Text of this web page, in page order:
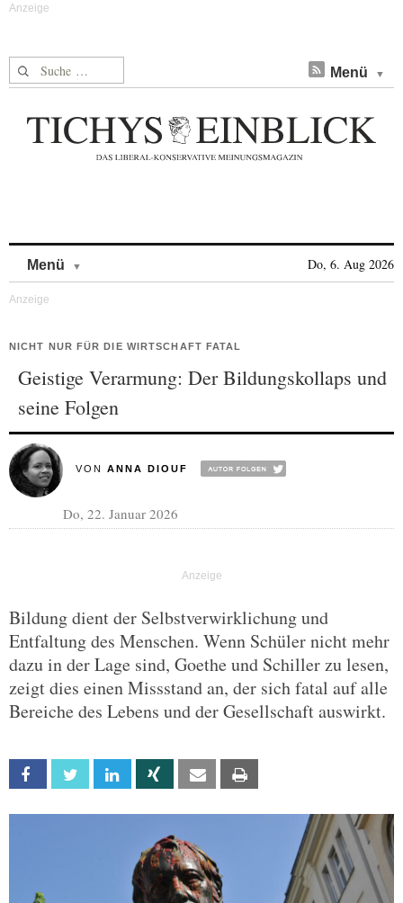
Suche nach: Menü
Menü Do, 6. Aug 2026
NICHT NUR FÜR DIE WIRTSCHAFT FATAL
Geistige Verarmung: Der Bildungskollaps und
seine Folgen
VON ANNA DIOUF
Do, 22. Januar 2026
Bildung dient der Selbstverwirklichung und
Entfaltung des Menschen. Wenn Schüler nicht mehr
dazu in der Lage sind, Goethe und Schiller zu lesen,
zeigt dies einen Missstand an, der sich fatal auf alle
Bereiche des Lebens und der Gesellschaft auswirkt.
Facebook Twitter Linkedin Xing Email